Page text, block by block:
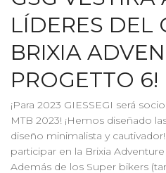
LÍDERES DEL
BRIXIA
PROGETTO 6!
¡Para 2023 GIESSEGI será
MTB 2023! ¡Hemos diseñado
diseño minimalista y
participar en la Brixia
Además de los Super bikers